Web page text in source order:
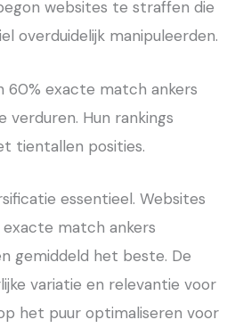
websites te straffen die
overduidelijk manipuleerden.
60% exacte match ankers
verduren. Hun rankings
tientallen posities.
essentieel. Websites
exacte match ankers
gemiddeld het beste. De
variatie en relevantie voor
het puur optimaliseren voor